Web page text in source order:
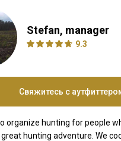
Stefan, manager
9.3
Свяжитесь с
organize hunting for people
hunting adventure. We